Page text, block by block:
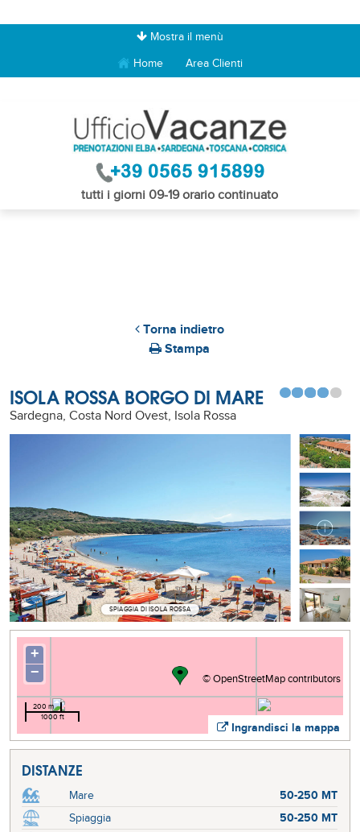
Mostra il menù
Home Area Clienti
tutti i giorni 09-19 orario continuato
Torna indietro
Stampa
ISOLA ROSSA BORGO DI MARE
Sardegna, Costa Nord Ovest, Isola Rossa
SPIAGGIA DI ISOLA ROSSA
Ingrandisci la mappa
+
−
©OpenStreetMapcontributors
200 m
1000 ft
DISTANZE
Mare
50-250 MT
Spiaggia
50-250 MT